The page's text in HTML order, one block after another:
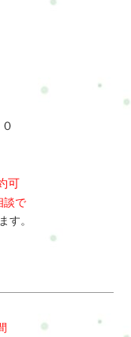
可
談で
す。